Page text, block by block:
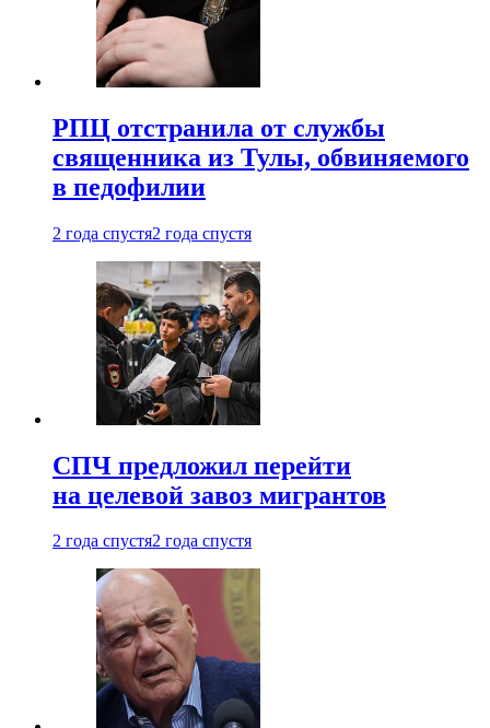
РПЦ отстранила от службы
священника из Тулы, обвиняемого
в педофилии
2 года спустя2 года спустя
СПЧ предложил перейти
на целевой завоз мигрантов
2 года спустя2 года спустя